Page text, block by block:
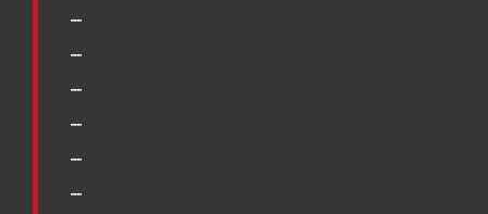
–
–
–
–
–
–